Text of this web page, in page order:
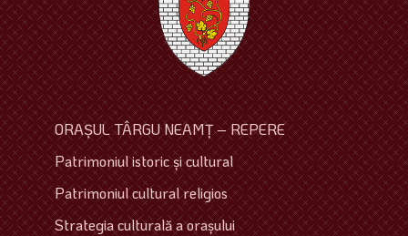
ORAŞUL TÂRGU NEAMŢ – REPERE
Patrimoniul istoric şi cultural
Patrimoniul cultural religios
Strategia culturală a oraşului